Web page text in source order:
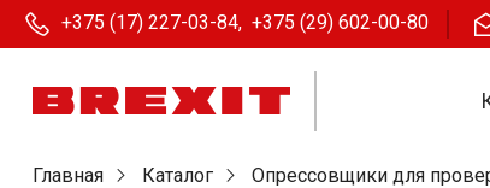
+375 (17) 227-03-84, +375 (29) 602-00-80
Главная Каталог Опрессовщики для